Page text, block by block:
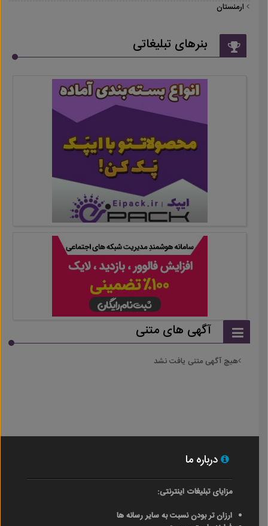
ارمنستان
بنرهای تبلیغاتی
آگهی های متنی
هیچ آگهی متنی یافت نشد
درباره ما
مزایای تبلیغات اینترنتی:
ارزان تر بودن نسبت به سایر رسانه ها